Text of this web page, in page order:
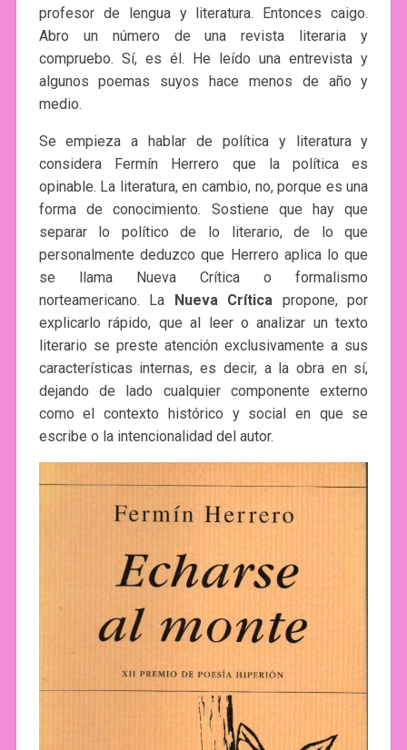
profesor de lengua y literatura. Entonces caigo.
Abro un número de una revista literaria y
compruebo. Sí, es él. He leído una entrevista y
algunos poemas suyos hace menos de año y
medio.
Se empieza a hablar de política y literatura y
considera Fermín Herrero que la política es
opinable. La literatura, en cambio, no, porque es una
forma de conocimiento. Sostiene que hay que
separar lo político de lo literario, de lo que
personalmente deduzco que Herrero aplica lo que
se llama Nueva Crítica o formalismo
norteamericano. La Nueva Crítica propone, por
explicarlo rápido, que al leer o analizar un texto
literario se preste atención exclusivamente a sus
características internas, es decir, a la obra en sí,
dejando de lado cualquier componente externo
como el contexto histórico y social en que se
escribe o la intencionalidad del autor.